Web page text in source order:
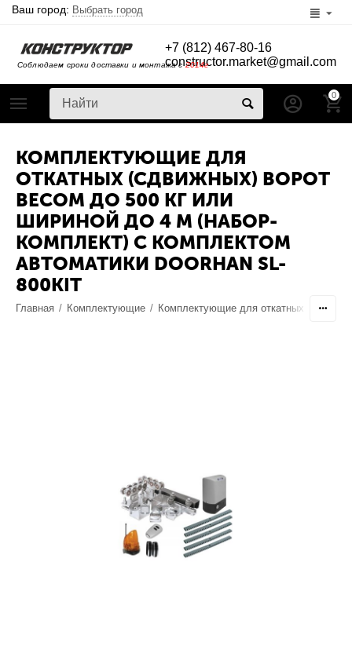
Ваш город: Выбрать город
Соблюдаем сроки доставки и монтажа с2014г
+7 (812) 467-80-16
constructor.market@gmail.com
0
КОМПЛЕКТУЮЩИЕ ДЛЯ
ОТКАТНЫХ (СДВИЖНЫХ) ВОРОТ
ВЕСОМ ДО 500 КГ ИЛИ
ШИРИНОЙ ДО 4 М (НАБОР-
КОМПЛЕКТ) С КОМПЛЕКТОМ
АВТОМАТИКИ DOORHAN SL-
800KIT
Главная / Комплектующие / Комплектующие для откатных ворот